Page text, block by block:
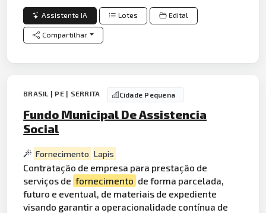
Assistente IA Lotes Edital
Compartilhar
BRASIL | PE | SERRITA Cidade Pequena
Fundo Municipal De Assistencia
Social
Fornecimento Lapis
Contratação de empresa para prestação de
serviços de fornecimento de forma parcelada,
futuro e eventual, de materiais de expediente
visando garantir a operacionalidade contínua de